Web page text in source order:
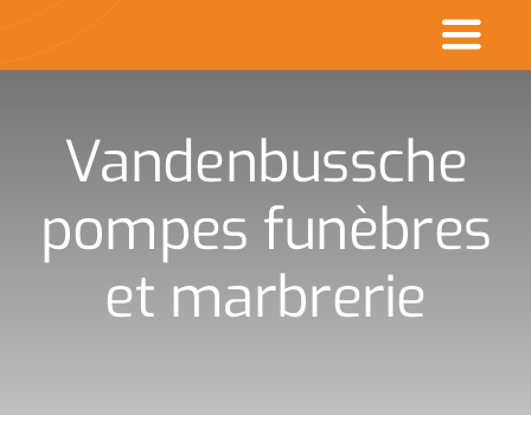
Commerçants en
Made in CDK
Actualités
Vandenbussche
pompes funèbres
et marbrerie